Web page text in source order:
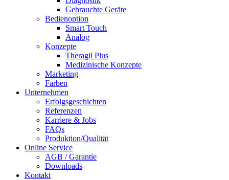
Gebrauchte Geräte
Bedienoption
Smart Touch
Analog
Konzepte
Theragil Plus
Medizinische Konzepte
Marketing
Farben
Unternehmen
Erfolgsgeschichten
Referenzen
Karriere & Jobs
FAQs
Produktion/Qualität
Online Service
AGB / Garantie
Downloads
Kontakt